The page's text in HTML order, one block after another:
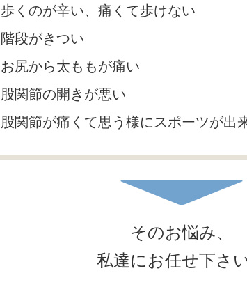
歩くのが辛い、痛くて歩けない
階段がきつい
お尻から太ももが痛い
股関節の開きが悪い
股関節が痛くて思う様にスポーツが出
そのお悩み、
私達にお任せ下さ